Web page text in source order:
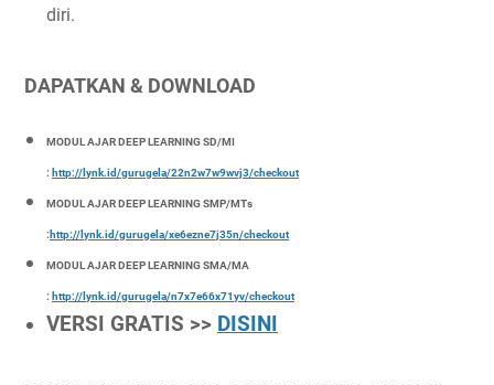
diri.
DAPATKAN & DOWNLOAD
MODUL AJAR DEEP LEARNING SD/MI
: http://lynk.id/gurugela/22n2w7w9wvj3/checkout
MODUL AJAR DEEP LEARNING SMP/MTs
: http://lynk.id/gurugela/xe6ezne7j35n/checkout
MODUL AJAR DEEP LEARNING SMA/MA
: http://lynk.id/gurugela/n7x7e66x71yv/checkout
VERSI GRATIS >> DISINI